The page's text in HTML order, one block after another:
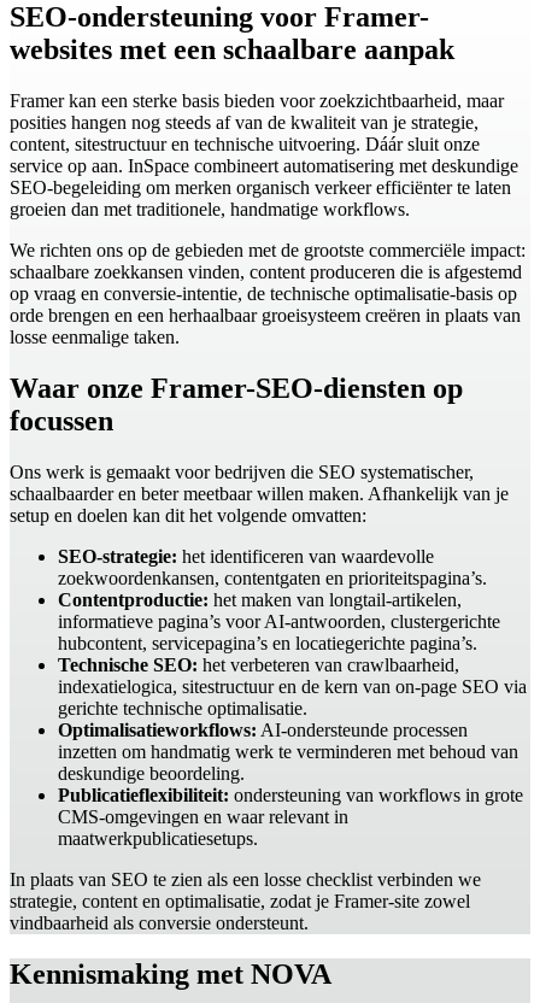
SEO-ondersteuning voor Framer-
websites met een schaalbare aanpak
Framer kan een sterke basis bieden voor zoekzichtbaarheid, maar
posities hangen nog steeds af van de kwaliteit van je strategie,
content, sitestructuur en technische uitvoering. Dáár sluit onze
service op aan. InSpace combineert automatisering met deskundige
SEO-begeleiding om merken organisch verkeer efficiënter te laten
groeien dan met traditionele, handmatige workflows.
We richten ons op de gebieden met de grootste commerciële impact:
schaalbare zoekkansen vinden, content produceren die is afgestemd
op vraag en conversie-intentie, de technische optimalisatie-basis op
orde brengen en een herhaalbaar groeisysteem creëren in plaats van
losse eenmalige taken.
Waar onze Framer-SEO-diensten op
focussen
Ons werk is gemaakt voor bedrijven die SEO systematischer,
schaalbaarder en beter meetbaar willen maken. Afhankelijk van je
setup en doelen kan dit het volgende omvatten:
SEO-strategie: het identificeren van waardevolle
zoekwoordenkansen, contentgaten en prioriteitspagina’s.
Contentproductie: het maken van longtail-artikelen,
informatieve pagina’s voor AI-antwoorden, clustergerichte
hubcontent, servicepagina’s en locatiegerichte pagina’s.
Technische SEO: het verbeteren van crawlbaarheid,
indexatielogica, sitestructuur en de kern van on-page SEO via
gerichte technische optimalisatie.
Optimalisatieworkflows: AI-ondersteunde processen
inzetten om handmatig werk te verminderen met behoud van
deskundige beoordeling.
Publicatieflexibiliteit: ondersteuning van workflows in grote
CMS-omgevingen en waar relevant in
maatwerkpublicatiesetups.
In plaats van SEO te zien als een losse checklist verbinden we
strategie, content en optimalisatie, zodat je Framer-site zowel
vindbaarheid als conversie ondersteunt.
Kennismaking met NOVA